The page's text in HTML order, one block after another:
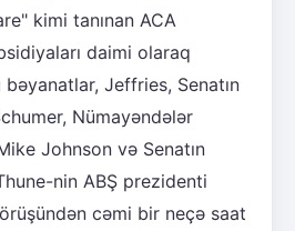
kimi tanınan ACA
daimi olaraq
Jeffries, Senatın
Nümayəndələr
Johnson və Senatın
nin ABŞ prezidenti
cəmi bir neçə saat